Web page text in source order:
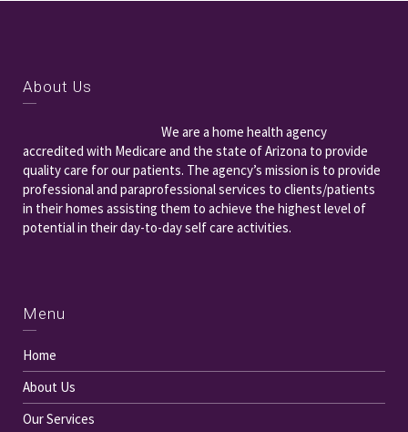
About Us
We are a home health agency
accredited with Medicare and the state of Arizona to provide
quality care for our patients. The agency’s mission is to provide
professional and paraprofessional services to clients/patients
in their homes assisting them to achieve the highest level of
potential in their day-to-day self care activities.
Menu
Home
About Us
Our Services